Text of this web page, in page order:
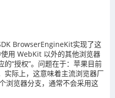
BrowserEngineKit实现了这
用 WebKit 以外的其他浏览器
“授权”。问题在于：苹果目前
实际上，这意味着主流浏览器厂
浏览器分支，通常不会采用这